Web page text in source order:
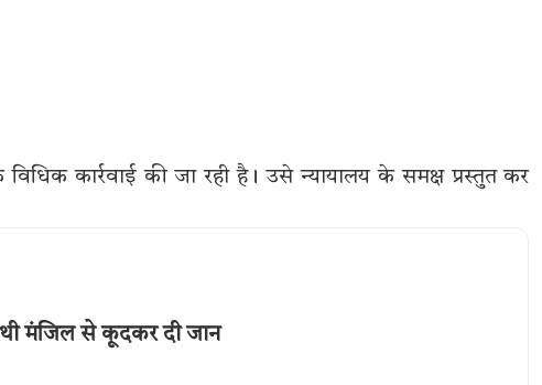
कार्रवाई की जा रही है। उसे न्यायालय के समक्ष प्रस्तुत कर
मंजिल से कूदकर दी जान